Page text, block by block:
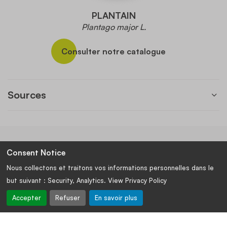
Consent Notice
Nous collectons et traitons vos informations personnelles dans le
but suivant : Security, Analytics. View Privacy Policy
Accepter Refuser En savoir plus
PLANTAIN
Plantago major L.
Consulter notre catalogue
Sources
Votre conseiller et fournisseur
d'ingrédients de qualité